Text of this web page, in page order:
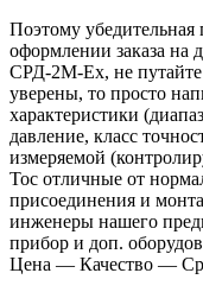
Поэтому убедительная
оформлении заказа на
СРД-2М-Ex, не путайте
уверены, то просто
характеристики
давление, класс
измеряемой
Тос отличные от
присоединения и
инженеры нашего
прибор и доп.
Цена — Качество —